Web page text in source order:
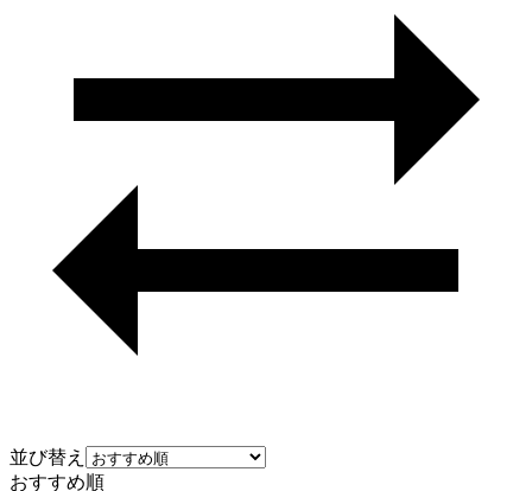
並び替え
おすすめ順